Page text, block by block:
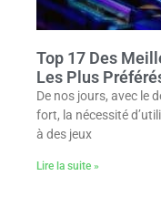
Top 17 Des
Les Plus
De nos jours, avec le
fort, la nécessité
à des jeux
Lire la suite »